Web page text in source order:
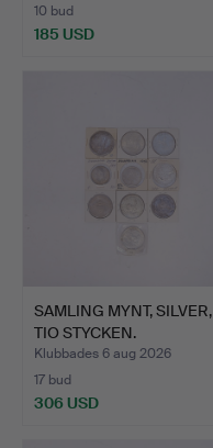
10 bud
185 USD
SAMLING MYNT, SILVER,
TIO STYCKEN.
Klubbades 6 aug 2026
17 bud
306 USD